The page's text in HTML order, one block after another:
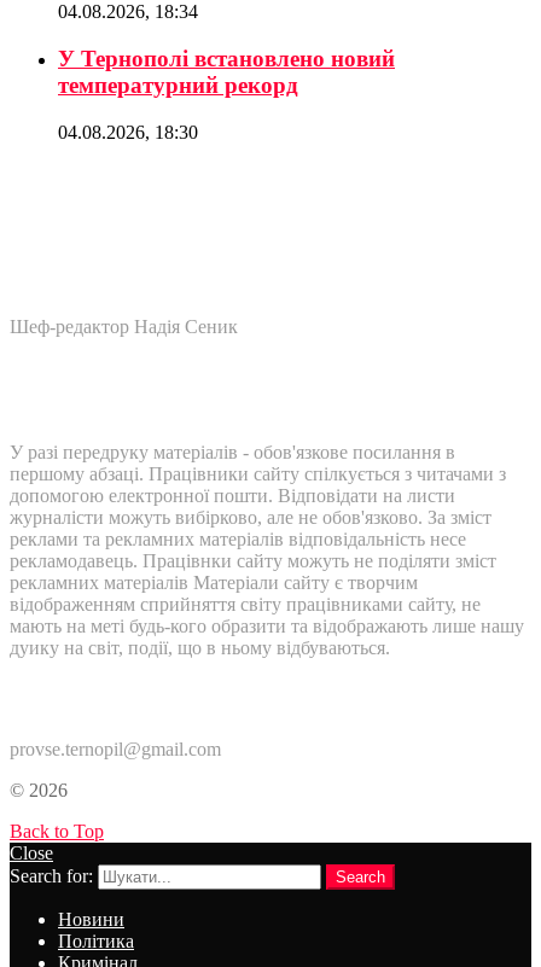
04.08.2026, 18:34
У Тернополі встановлено новий
температурний рекорд
04.08.2026, 18:30
Шеф-редактор Надія Сеник
У разі передруку матеріалів - обов'язкове посилання в
першому абзаці. Працівники сайту спілкується з читачами з
допомогою електронної пошти. Відповідати на листи
журналісти можуть вибірково, але не обов'язково. За зміст
реклами та рекламних матеріалів відповідальність несе
рекламодавець. Працівнки сайту можуть не поділяти зміст
рекламних матеріалів Матеріали сайту є творчим
відображенням сприйняття світу працівниками сайту, не
мають на меті будь-кого образити та відображають лише нашу
дуику на світ, події, що в ньому відбуваються.
provse.ternopil@gmail.com
© 2026
Back to Top
Close
Search for:
Search
Новини
Політика